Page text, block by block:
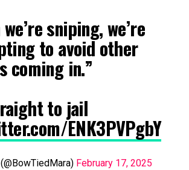
sniping, we’re
to avoid other
coming in.”
to jail
ENK3PVPgbY
February 17, 2025